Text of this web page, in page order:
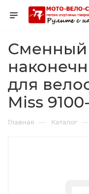
Сменный
для
Miss
Главная — Каталог —